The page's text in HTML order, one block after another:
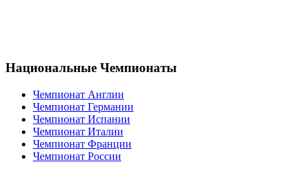
Национальные Чемпионаты
Чемпионат Англии
Чемпионат Германии
Чемпионат Испании
Чемпионат Италии
Чемпионат Франции
Чемпионат России